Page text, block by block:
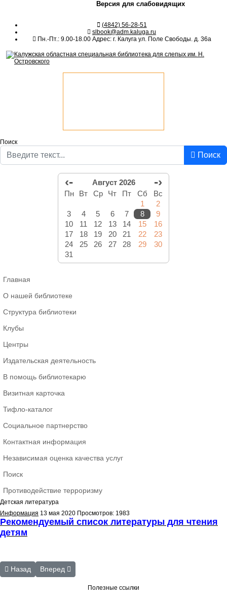
Версия для слабовидящих
(4842) 56-28-51
slbook@adm.kaluga.ru
Пн.-Пт.: 9.00-18.00 Адрес: г. Калуга ул. Поле Свободы. д. 36а
Поиск
Поиск
‹- Август 2026 -›
Пн Вт Ср Чт Пт Сб
Вс
1
2
3
4 5 6 7 8
9
10
11 12 13 14 15
16
17
18 19 20 21 22
23
24
25 26 27 28 29
30
31
Главная
О нашей библиотеке
Структура библиотеки
Клубы
Центры
Издательская деятельность
В помощь библиотекарю
Визитная карточка
Тифло-каталог
Социальное партнерство
Контактная информация
Независимая оценка качества услуг
Поиск
Противодействие терроризму
Детская литература
Информация 13 мая 2020 Просмотров: 1983
Рекомендуемый список литературы для чтения
детям
Предыдущий: Лекции
Назад Следующий: Фильмы с тифлокомментариями
Вперед
Полезные ссылки